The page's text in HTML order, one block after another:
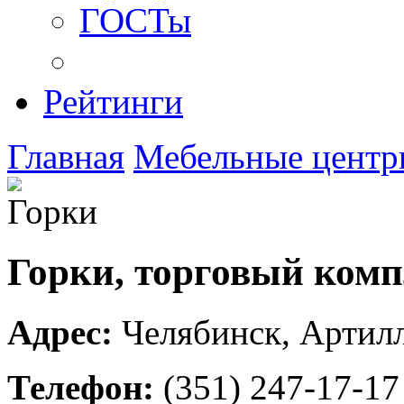
ГОСТы
Рейтинги
Главная Мебельные
Горки, торговый
Адрес: Челябинск,
Телефон: (351) 247-17-17